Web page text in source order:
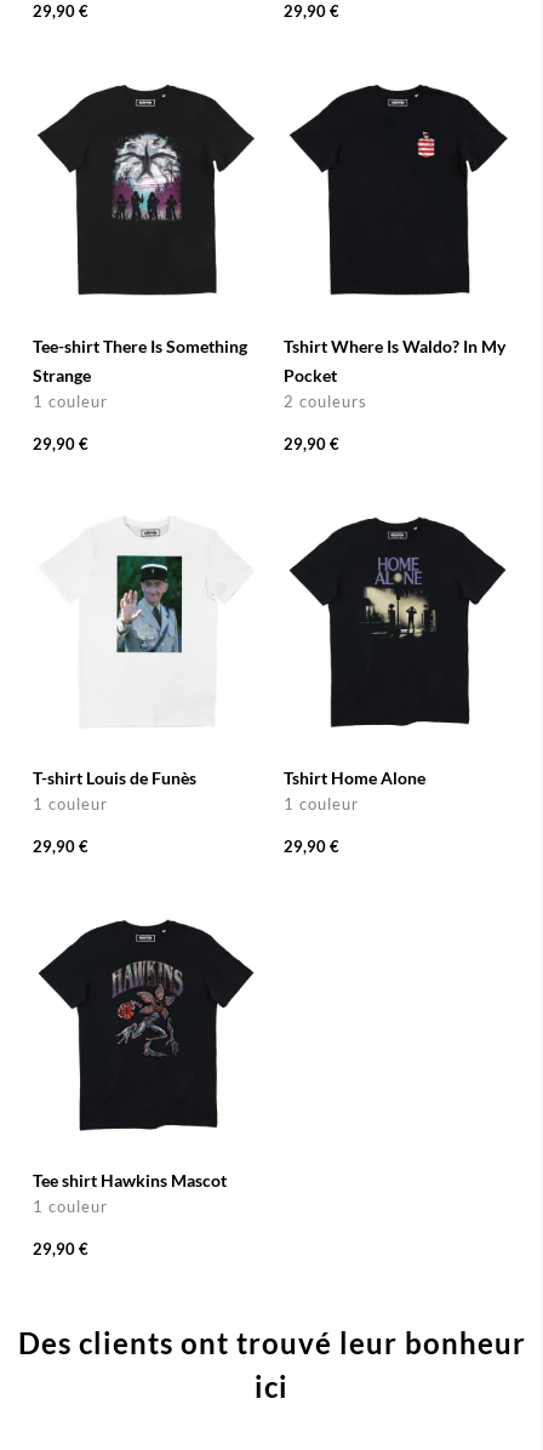
29,90 € 29,90 €
Tee-shirt There Is Something
Strange
1 couleur
29,90 €
Tshirt Where Is Waldo? In My
Pocket
2 couleurs
29,90 €
T-shirt Louis de Funès
1 couleur
29,90 €
Tshirt Home Alone
1 couleur
29,90 €
Tee shirt Hawkins Mascot
1 couleur
29,90 €
Des clients ont trouvé leur bonheur
ici